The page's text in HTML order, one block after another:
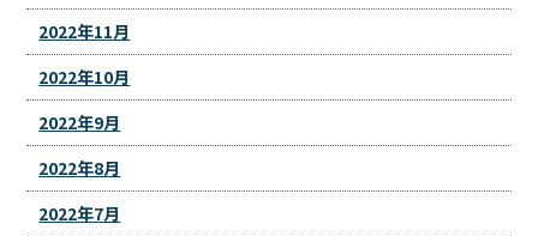
2022年11月
2022年10月
2022年9月
2022年8月
2022年7月